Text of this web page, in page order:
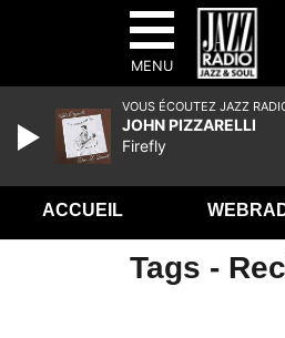
MENU
ACCUEIL
Tags -
VOUS ÉCOUTEZ JAZZ
JOHN PIZZARELLI
Firefly